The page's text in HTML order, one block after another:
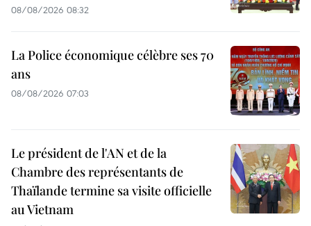
08/08/2026 08:32
La Police économique célèbre ses 70
ans
08/08/2026 07:03
Le président de l'AN et de la
Chambre des représentants de
Thaïlande termine sa visite officielle
au Vietnam